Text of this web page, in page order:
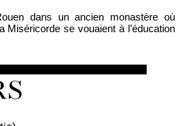
dans un ancien monastère où
se vouaient à l’éducation